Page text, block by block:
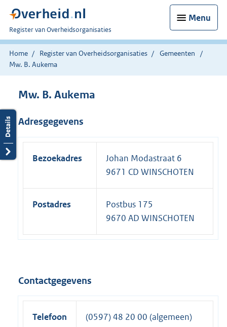
Menu
U
bent
nu
hier:
Register van Overheidsorganisaties
Home Register van Overheidsorganisaties
Gemeenten
Mw. B. Aukema
Mw. B. Aukema
Adresgegevens
Bezoekadres
Johan Modastraat 6
9671 CD WINSCHOTEN
Postadres
Postbus 175
9670 AD WINSCHOTEN
Contactgegevens
Telefoon (0597) 48 20 00 (algemeen)